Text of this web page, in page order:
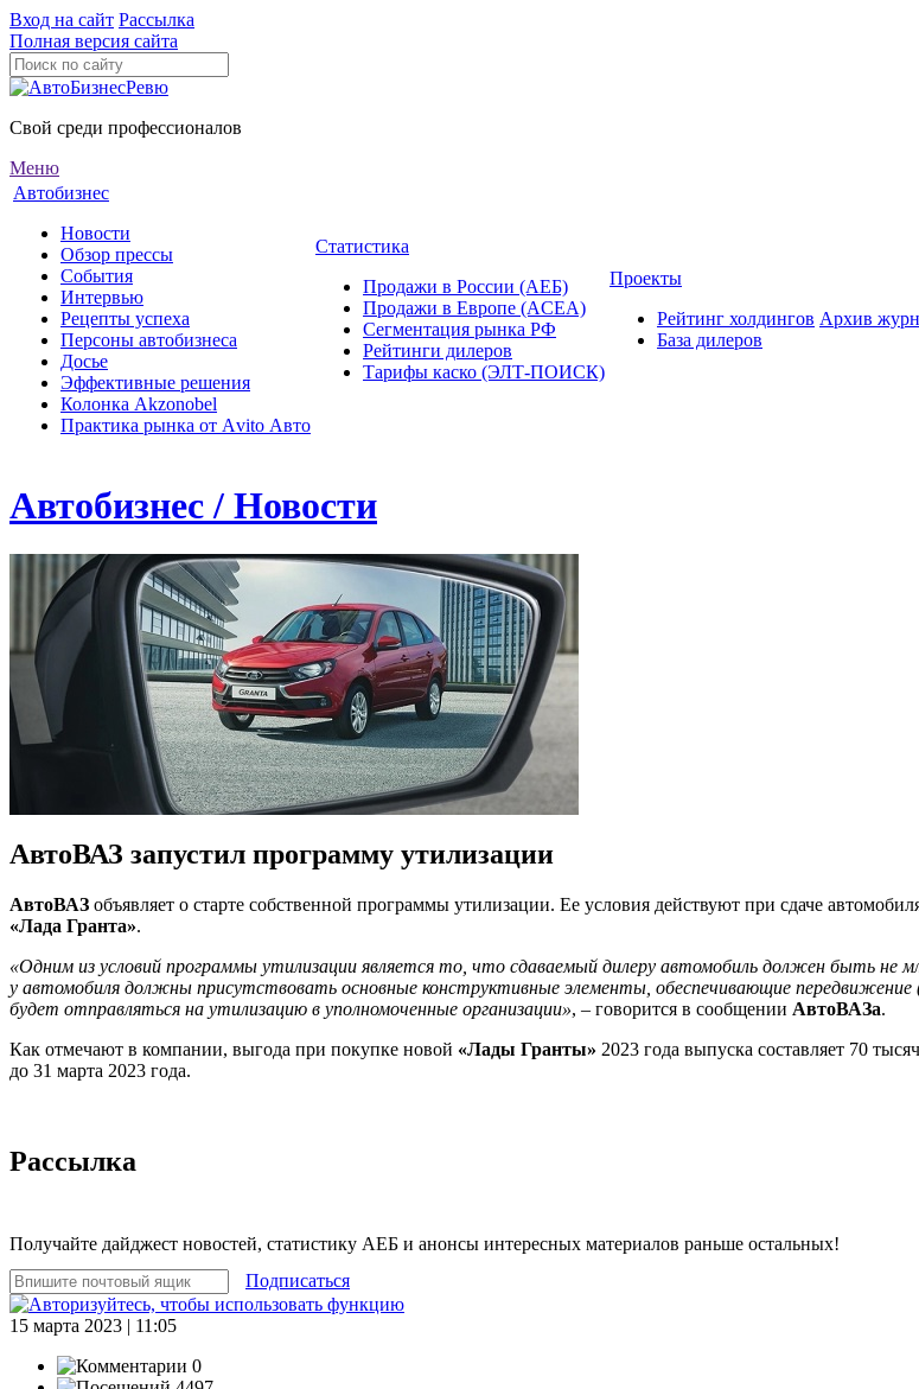
Вход на сайт Рассылка
Полная версия сайта
Свой среди профессионалов
Меню
Автобизнес
Новости
Обзор прессы
События
Интервью
Рецепты успеха
Персоны автобизнеса
Досье
Эффективные решения
Колонка Akzonobel
Практика рынка от Аvito Авто
Статистика
Продажи в России (АЕБ)
Продажи в Европе (ACEA)
Сегментация рынка РФ
Рейтинги дилеров
Тарифы каско (ЭЛТ-ПОИСК)
Проекты
Рейтинг холдингов
База дилеров
Архив
Автобизнес / Новости
АвтоВАЗ запустил программу утилизации
АвтоВАЗ объявляет о старте собственной программы утилизации. Ее условия действуют при сдаче
«Лада Гранта».
«Одним из условий программы утилизации является то, что сдаваемый дилеру автомобиль должен быть не
у автомобиля должны присутствовать основные конструктивные элементы, обеспечивающие передвижение
будет отправляться на утилизацию в уполномоченные организации», – говорится в сообщении АвтоВАЗа.
Как отмечают в компании, выгода при покупке новой «Лады Гранты» 2023 года выпуска составляет 70
до 31 марта 2023 года.
Рассылка
Получайте дайджест новостей, статистику АЕБ и анонсы интересных материалов раньше остальных!
Подписаться
15 марта 2023 | 11:05
0